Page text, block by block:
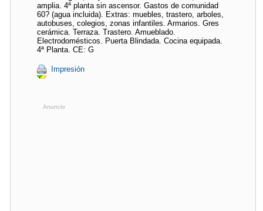
amplia. 4ª planta sin ascensor. Gastos de comunidad
60? (agua incluida). Extras: muebles, trastero, arboles,
autobuses, colegios, zonas infantiles. Armarios. Gres
cerámica. Terraza. Trastero. Amueblado.
Electrodomésticos. Puerta Blindada. Cocina equipada.
4ª Planta. CE: G
Impresión
Anuncio